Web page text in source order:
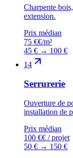
Charpente
extension.
Prix médian
75 €€/m²
45 € → 100 €
14
Serrurerie
Ouverture de
installation de
Prix médian
100 €€ / projet
50 € → 150 €